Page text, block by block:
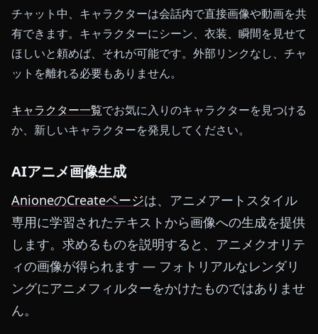
チャット中、キャラクターは会話内で直接画像や動画を共
有できます。キャラクターにシーン、衣装、瞬間を見せて
ほしいと頼めば、それが可能です。外部リンクなし、チャ
ットを離れる必要もありません。
キャラクター一覧でお気に入りのキャラクターを見つける
か、新しいキャラクターを発見してください。
AIアニメ画像生成
AnioneのCreateページは、アニメアートスタイル
専用に学習されたテキストから画像への生成を提供
します。求めるものを説明すると、アニメクオリテ
ィの画像が得られます — フォトリアルなレンダリ
ングにアニメフィルターをかけたものではありませ
ん。